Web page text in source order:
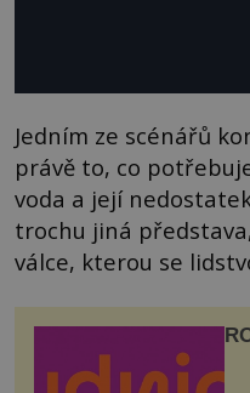
Jedním ze scénářů
právě to, co
voda a její
trochu jiná
válce, kterou se